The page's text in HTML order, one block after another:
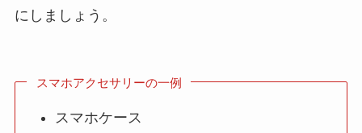
にしましょう。
スマホアクセサリーの一例
スマホケース